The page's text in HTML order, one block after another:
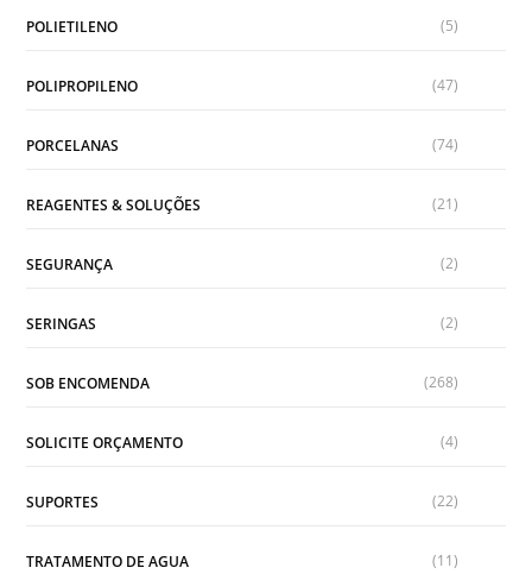
POLIETILENO (5)
POLIPROPILENO (47)
PORCELANAS (74)
REAGENTES & SOLUÇÕES (21)
SEGURANÇA (2)
SERINGAS (2)
SOB ENCOMENDA (268)
SOLICITE ORÇAMENTO (4)
SUPORTES (22)
TRATAMENTO DE AGUA (11)